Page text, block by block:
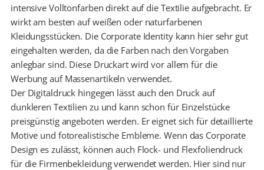
intensive Volltonfarben direkt auf die Textilie aufgebracht. Er
wirkt am besten auf weißen oder naturfarbenen
Kleidungsstücken. Die Corporate Identity kann hier sehr gut
eingehalten werden, da die Farben nach den Vorgaben
anlegbar sind. Diese Druckart wird vor allem für die
Werbung auf Massenartikeln verwendet.
Der Digitaldruck hingegen lässt auch den Druck auf
dunkleren Textilien zu und kann schon für Einzelstücke
preisgünstig angeboten werden. Er eignet sich für detaillierte
Motive und fotorealistische Embleme. Wenn das Corporate
Design es zulässt, können auch Flock- und Flexfoliendruck
für die Firmenbekleidung verwendet werden. Hier sind nur